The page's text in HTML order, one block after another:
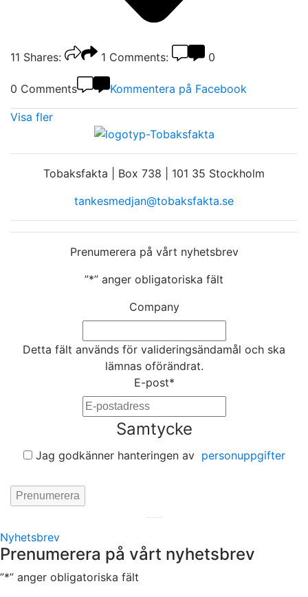
11 Shares: 1 Comments: 0
0 Comments Kommentera på Facebook
Visa fler
Tobaksfakta | Box 738 | 101 35 Stockholm
tankesmedjan@tobaksfakta.se
Prenumerera på vårt nyhetsbrev
”*” anger obligatoriska fält
Company
Detta fält används för valideringsändamål och ska
lämnas oförändrat.
E-post*
Samtycke
Jag godkänner hanteringen av personuppgifter
Nyhetsbrev
Prenumerera på vårt nyhetsbrev
”*” anger obligatoriska fält